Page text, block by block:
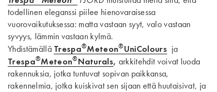
todellinen eleganssi piilee hienovaraisessa
vuorovaikutuksessa: matta vastaan syyt, valo vastaan
syvyys, lämmin vastaan kylmä.
Yhdistämällä Trespa®Meteon®UniColours ja
Trespa®Meteon®Naturals, arkkitehdit voivat luoda
rakennuksia, jotka tuntuvat sopivan paikkansa,
rakennelmia, jotka kuiskivat sen sijaan että huutaisivat, ja